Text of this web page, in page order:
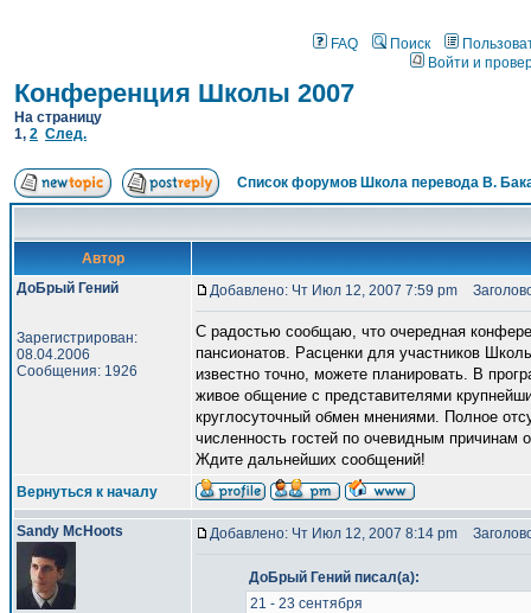
FAQ Поиск
Войти и
Конференция Школы 2007
На страницу
1, 2 След.
Список форумов Школа перевода В.
Автор
ДоБрый Гений
Зарегистрирован:
08.04.2006
Сообщения: 1926
Добавлено: Чт Июл 12, 2007 7:59 pm
С радостью сообщаю, что очередная
пансионатов. Расценки для участников
известно точно, можете планировать. В
живое общение с представителями
круглосуточный обмен мнениями. Полное
численность гостей по очевидным причинам
Ждите дальнейших сообщений!
Вернуться к началу
Sandy McHoots Добавлено: Чт Июл 12, 2007 8:14 pm
ДоБрый Гений писал(а):
21 - 23 сентября